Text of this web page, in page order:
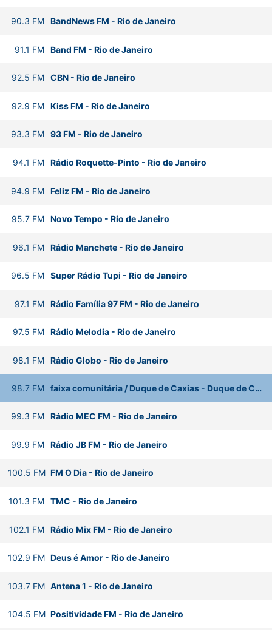
90.3 FM BandNews FM - Rio de Janeiro
91.1 FM Band FM - Rio de Janeiro
92.5 FM CBN- Rio de Janeiro
92.9 FM Kiss FM - Rio de Janeiro
93.3 FM 93 FM - Rio de Janeiro
94.1 FM Rádio Roquette-Pinto - Rio de Janeiro
94.9 FM Feliz FM - Rio de Janeiro
95.7 FM Novo Tempo - Rio de Janeiro
96.1 FM Rádio Manchete- Rio de Janeiro
96.5 FM Super Rádio Tupi - Rio de Janeiro
97.1 FM Rádio Família 97 FM - Rio de Janeiro
97.5 FM Rádio Melodia- Rio de Janeiro
98.1 FM Rádio Globo - Rio de Janeiro
98.7 FM faixa comunitária / Duque de Caxias- Duque de Caxias
99.3 FM Rádio MEC FM - Rio de Janeiro
99.9 FM Rádio JB FM - Rio de Janeiro
100.5 FM FM O Dia- Rio de Janeiro
101.3 FM TMC - Rio de Janeiro
102.1 FM Rádio Mix FM - Rio de Janeiro
102.9 FM Deus é Amor- Rio de Janeiro
103.7 FM Antena 1 - Rio de Janeiro
104.5 FM Positividade FM - Rio de Janeiro